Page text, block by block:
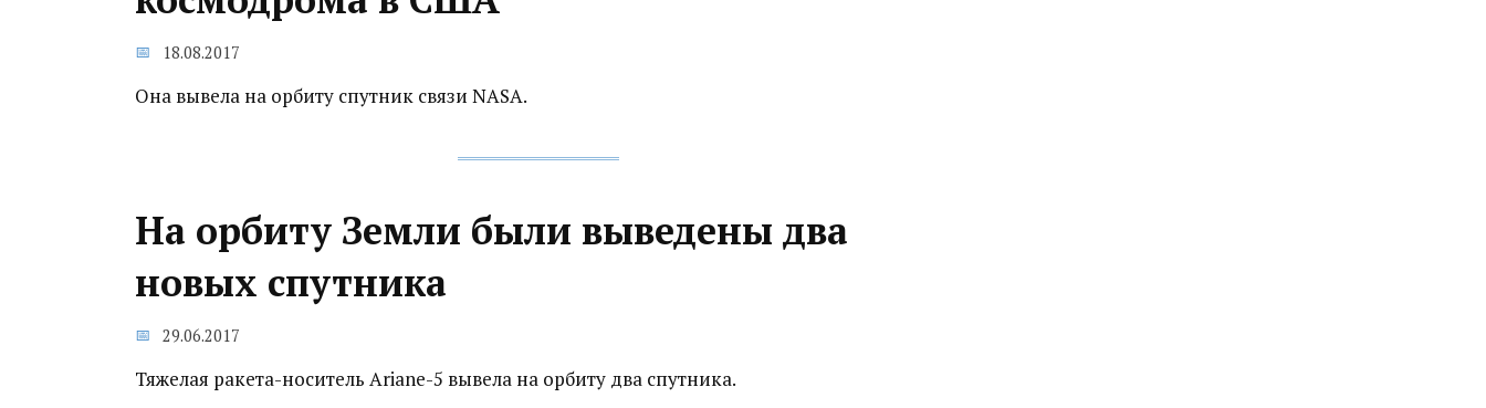
18.08.2017
Она вывела на орбиту спутник связи NASA.
На орбиту Земли были выведены два
новых спутника
29.06.2017
Тяжелая ракета-носитель Ariane-5 вывела на орбиту два спутника.